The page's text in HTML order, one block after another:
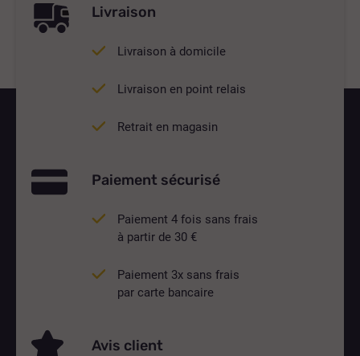
Livraison
Livraison à domicile
Livraison en point relais
Retrait en magasin
Paiement sécurisé
Paiement 4 fois sans frais
à partir de 30 €
Paiement 3x sans frais
par carte bancaire
Avis client